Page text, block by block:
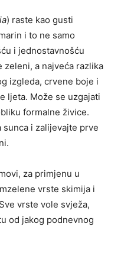
) raste kao gusti
i to ne samo
i jednostavnošću
a najveća razlika
izgleda, crvene boje i
ljeta. Može se uzgajati
formalne živice.
sunca i zalijevajte prve
za primjenu u
vrste skimija i
vrste vole svježa,
od jakog podnevnog